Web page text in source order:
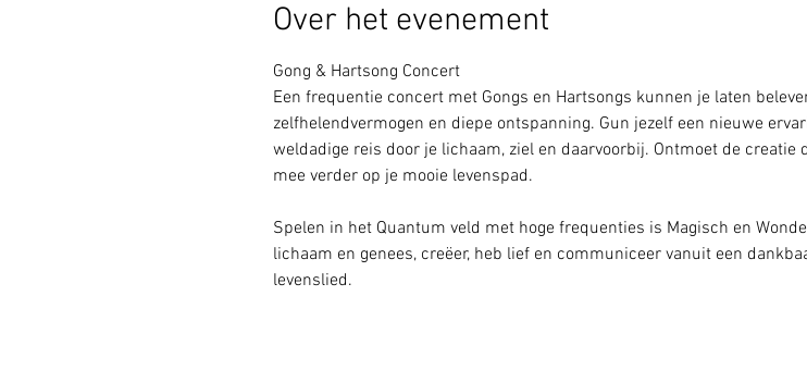
Over het evenement
Gong & Hartsong Concert
Een frequentie concert met Gongs en Hartsongs kunnen je laten
zelfhelendvermogen en diepe ontspanning. Gun jezelf een nieuwe
weldadige reis door je lichaam, ziel en daarvoorbij. Ontmoet de
mee verder op je mooie levenspad.
Spelen in het Quantum veld met hoge frequenties is Magisch en
lichaam en genees, creëer, heb lief en communiceer vanuit een
levenslied.